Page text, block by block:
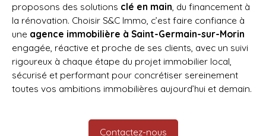
proposons des solutions clé en main, du financement à
la rénovation. Choisir S&C Immo, c’est faire confiance à
une agence immobilière à Saint-Germain-sur-Morin
engagée, réactive et proche de ses clients, avec un suivi
rigoureux à chaque étape du projet immobilier local,
sécurisé et performant pour concrétiser sereinement
toutes vos ambitions immobilières aujourd’hui et demain.
Contactez-nous